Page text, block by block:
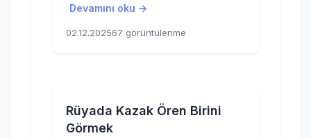
Devamını oku →
02.12.202567 görüntülenme
Rüyada Kazak Ören Birini
Görmek